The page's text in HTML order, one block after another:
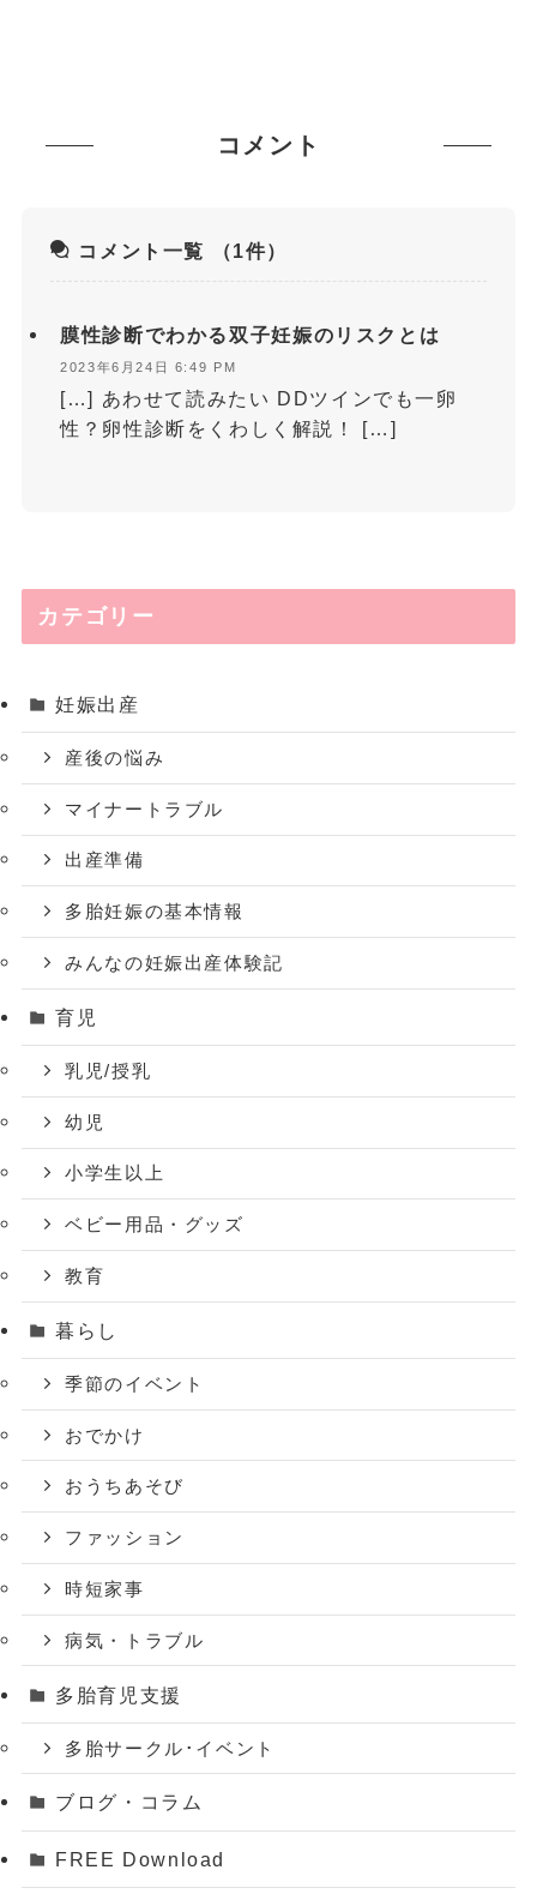
コメント
コメント一覧 （1件）
膜性診断でわかる双子妊娠のリスクとは
2023年6月24日 6:49 PM
[…] あわせて読みたい DDツインでも一卵
性？卵性診断をくわしく解説！ […]
カテゴリー
妊娠出産
産後の悩み
マイナートラブル
出産準備
多胎妊娠の基本情報
みんなの妊娠出産体験記
育児
乳児/授乳
幼児
小学生以上
ベビー用品・グッズ
教育
暮らし
季節のイベント
おでかけ
おうちあそび
ファッション
時短家事
病気・トラブル
多胎育児支援
多胎サークル･イベント
ブログ・コラム
FREE Download